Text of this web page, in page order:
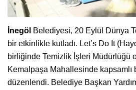
İnegöl Belediyesi, 20 Eylül Dünya
bir etkinlikle kutladı. Let’s Do It
birliğinde Temizlik İşleri Müdürlüğü
Kemalpaşa Mahallesinde kapsamlı
düzenlendi. Belediye Başkan